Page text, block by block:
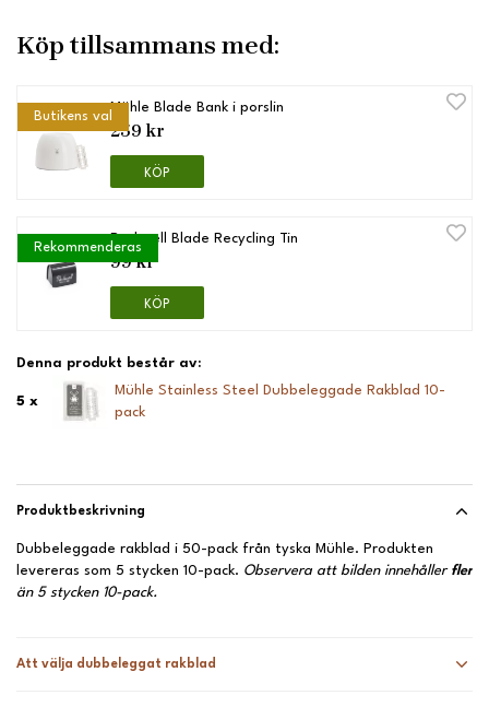
Köp tillsammans med:
Butikens val
Mühle Blade Bank i porslin
259 kr
KÖP
Rekommenderas
Rockwell Blade Recycling Tin
99 kr
KÖP
Denna produkt består av:
5 x
Mühle Stainless Steel Dubbeleggade Rakblad 10-
pack
Produktbeskrivning
Att välja dubbeleggat rakblad
Dubbeleggade rakblad i 50-pack från tyska Mühle. Produkten
levereras som 5 stycken 10-pack. Observera att bilden innehåller fler
än 5 stycken 10-pack.